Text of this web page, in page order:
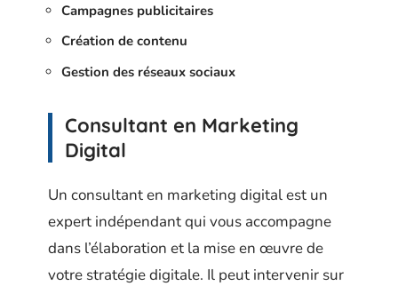
Campagnes publicitaires
Création de contenu
Gestion des réseaux sociaux
Consultant en Marketing
Digital
Un consultant en marketing digital est un
expert indépendant qui vous accompagne
dans l’élaboration et la mise en œuvre de
votre stratégie digitale. Il peut intervenir sur